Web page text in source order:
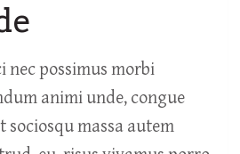
nec possimus morbi
animi unde, congue
massa autem